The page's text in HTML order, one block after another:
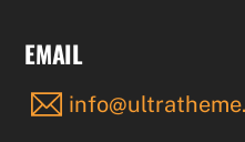
EMAIL